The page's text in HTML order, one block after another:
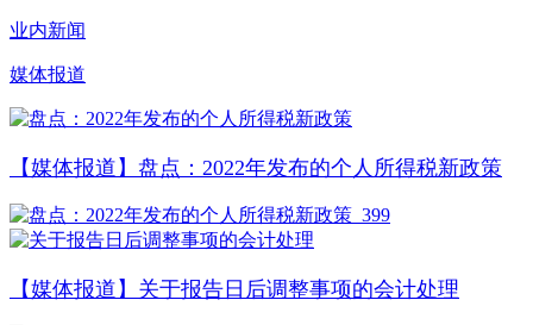
业内新闻
媒体报道
【媒体报道】盘点：2022年发布的个人所得税新政策
399
【媒体报道】关于报告日后调整事项的会计处理